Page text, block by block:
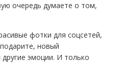
очередь думаете о том,
фотки для соцсетей,
новый
эмоции. И только